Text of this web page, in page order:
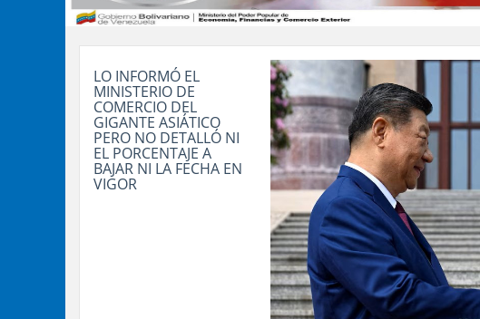
LO INFORMÓ EL
MINISTERIO DE
COMERCIO DEL
GIGANTE ASIÁTICO
PERO NO DETALLÓ NI
EL PORCENTAJE A
BAJAR NI LA FECHA EN
VIGOR